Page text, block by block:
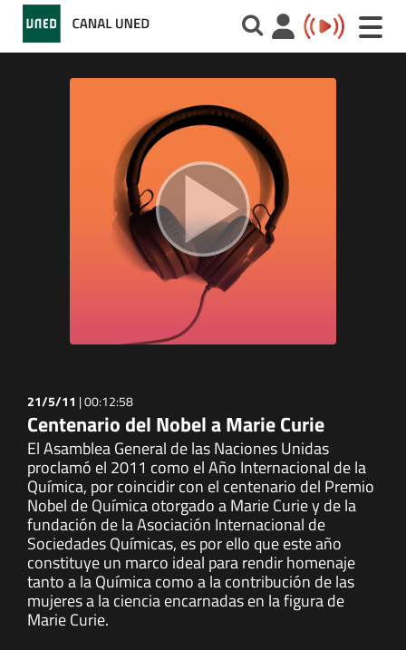
Toggle
21/5/11 |00:12:58
Centenario del Nobel a Marie Curie
El Asamblea General de las Naciones Unidas
proclamó el 2011 como el Año Internacional de la
Química, por coincidir con el centenario del Premio
Nobel de Química otorgado a Marie Curie y de la
fundación de la Asociación Internacional de
Sociedades Químicas, es por ello que este año
constituye un marco ideal para rendir homenaje
tanto a la Química como a la contribución de las
mujeres a la ciencia encarnadas en la figura de
Marie Curie.